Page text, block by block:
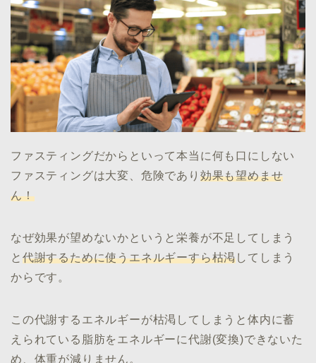
ファスティングだからといって本当に何も口にしない
ファスティングは大変、危険であり 効果も望めませ
ん！
なぜ効果が望めないかというと栄養が不足してしまう
と 代謝するために使うエネルギーすら枯渇してしまう
からです。
この代謝するエネルギーが枯渇してしまうと体内に蓄
えられている脂肪をエネルギーに代謝(変換)できないた
め、体重が減りません。